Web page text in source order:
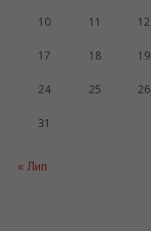
« Лип
10 11 12
17 18 19
24 25 26
31